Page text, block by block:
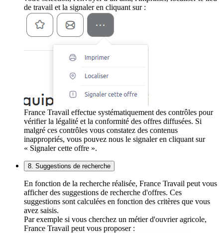
de travail et la signaler en cliquant sur :
France Travail effectue systématiquement des contrôles pour
vérifier la légalité et la conformité des offres diffusées. Si
malgré ces contrôles vous constatez des contenus
inappropriés, vous pouvez nous le signaler en cliquant sur
« Signaler cette offre ».
8. Suggestions de recherche
En fonction de la recherche réalisée, France Travail peut vous
afficher des suggestions de recherche d'offres. Ces
suggestions sont calculées en fonction des critères que vous
avez saisis.
Par exemple si vous cherchez un métier d'ouvrier agricole,
France Travail peut vous proposer :